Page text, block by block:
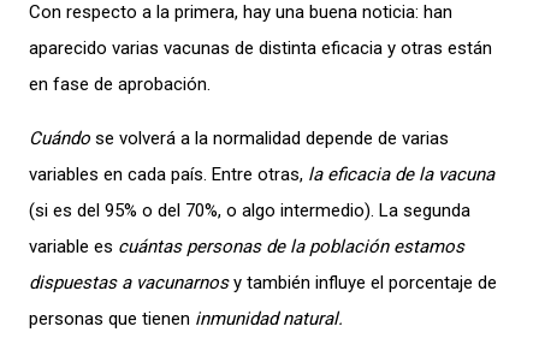
Con respecto a la primera, hay una buena noticia: han
aparecido varias vacunas de distinta eficacia y otras están
en fase de aprobación.
Cuándo se volverá a la normalidad depende de varias
variables en cada país. Entre otras, la eficacia de la vacuna
(si es del 95% o del 70%, o algo intermedio). La segunda
variable es cuántas personas de la población estamos
dispuestas a vacunarnosy también influye el porcentaje de
personas que tienen inmunidad natural.